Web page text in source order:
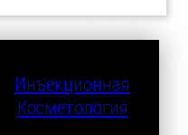
Инъекционная
Косметология